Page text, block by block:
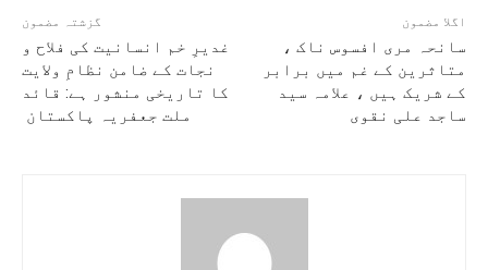
گزشتہ مضمون
غدیرِ خم انسانیت کی فلاح و
نجات کے ضامن نظامِ ولایت
کا تاریخی منشور ہے: قائد
ملت جعفریہ پاکستان
اگلا مضمون
سانحہ مری افسوس ناک ،
متاثرین کے غم میں برابر
کے شریک ہیں ، علامہ سید
ساجد علی نقوی